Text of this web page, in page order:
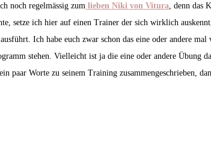
noch regelmässig zum lieben Niki von Vitura, denn das
setze ich hier auf einen Trainer der sich wirklich
Ich habe euch zwar schon das eine oder andere
stehen. Vielleicht ist ja die eine oder andere
Worte zu seinem Training zusammengeschrieben,